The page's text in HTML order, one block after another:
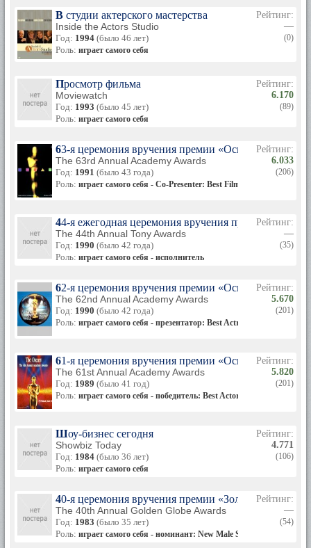
В студии актерского мастерства
Inside the Actors Studio
Год: 1994 (было 46 лет)
Роль: играет самого себя
Рейтинг:
—
(0)
Просмотр фильма
Moviewatch
Год: 1993 (было 45 лет)
Роль: играет самого себя
Рейтинг:
6.170
(89)
63-я церемония вручения премии «Оскар»
The 63rd Annual Academy Awards
Год: 1991 (было 43 года)
Роль: играет самого себя - Co-Presenter: Best Film Editing
Рейтинг:
6.033
(206)
44-я ежегодная церемония вручения премии «Тони»
The 44th Annual Tony Awards
Год: 1990 (было 42 года)
Роль: играет самого себя - исполнитель
Рейтинг:
—
(35)
62-я церемония вручения премии «Оскар»
The 62nd Annual Academy Awards
Год: 1990 (было 42 года)
Роль: играет самого себя - презентатор: Best Actress in a Supporting
Рейтинг:
5.670
(201)
61-я церемония вручения премии «Оскар»
The 61st Annual Academy Awards
Год: 1989 (было 41 год)
Роль: играет самого себя - победитель: Best Actor in a Supporting
Рейтинг:
5.820
(201)
Шоу-бизнес сегодня
Showbiz Today
Год: 1984 (было 36 лет)
Роль: играет самого себя
Рейтинг:
4.771
(106)
40-я церемония вручения премии «Золотой глобус»
The 40th Annual Golden Globe Awards
Год: 1983 (было 35 лет)
Роль: играет самого себя - номинант: New Male Star of the Year in
Рейтинг:
—
(54)